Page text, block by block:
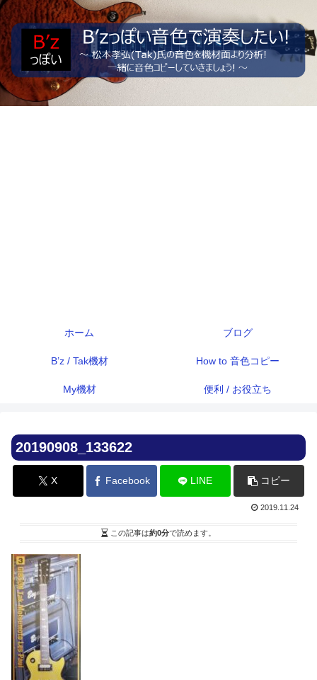
ホーム ブログ
B’z / Tak機材 How to 音色コピー
My機材 便利 / お役立ち
20190908_133622
X Facebook LINE コピー
2019.11.24
この記事は約0分で読めます。